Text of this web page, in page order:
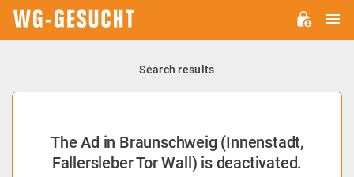
Search results
The Ad in Braunschweig (Innenstadt,
Fallersleber Tor Wall) is deactivated.